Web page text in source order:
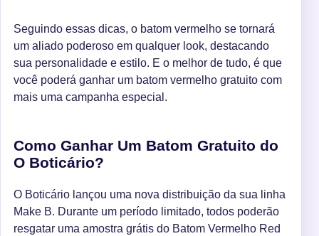
Seguindo essas dicas, o batom vermelho se tornará
um aliado poderoso em qualquer look, destacando
sua personalidade e estilo. E o melhor de tudo, é que
você poderá ganhar um batom vermelho gratuito com
mais uma campanha especial.
Como Ganhar Um Batom Gratuito do
O Boticário?
O Boticário lançou uma nova distribuição da sua linha
Make B. Durante um período limitado, todos poderão
resgatar uma amostra grátis do Batom Vermelho Red